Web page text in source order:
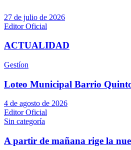
27 de julio de 2026
Editor Oficial
ACTUALIDAD
Gestíon
Loteo Municipal Barrio
4 de agosto de 2026
Editor Oficial
Sin categoría
A partir de mañana rige la